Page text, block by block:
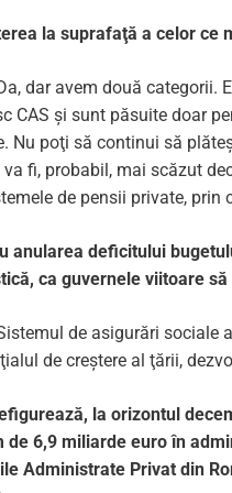
la suprafaţă a celor ce
dar avem două categorii.
CAS și sunt păsuite doar
Nu poţi să continui să
va fi, probabil, mai scăzut
de pensii private, prin
anularea deficitului
ca guvernele viitoare
de asigurări sociale
de creștere al ţării,
la orizontul
de 6,9 miliarde euro în
Administrate Privat din